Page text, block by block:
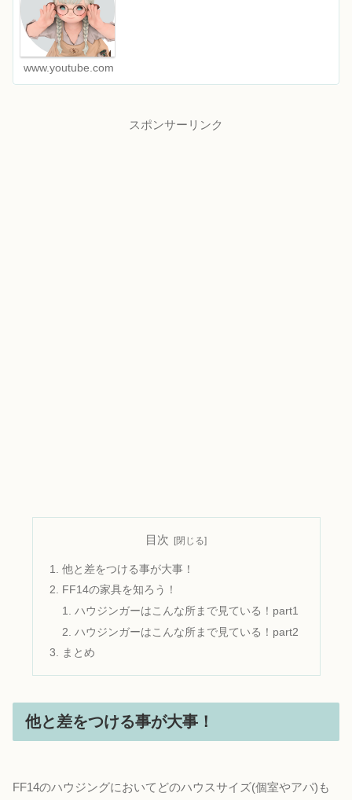
www.youtube.com
スポンサーリンク
目次
他と差をつける事が大事！
FF14の家具を知ろう！
ハウジンガーはこんな所まで見ている！part1
ハウジンガーはこんな所まで見ている！part2
まとめ
他と差をつける事が大事！
FF14のハウジングにおいてどのハウスサイズ(個室やアパ)も